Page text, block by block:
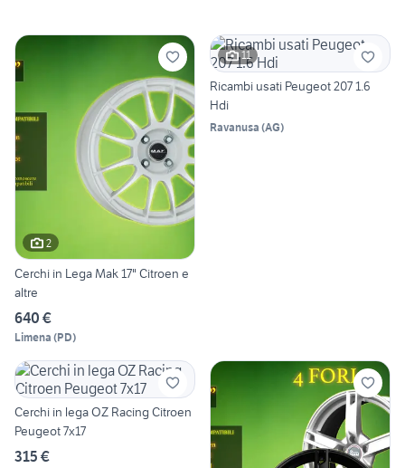
2
Cerchi in Lega Mak 17" Citroen e
altre
640 €
Limena (PD)
11
Ricambi usati Peugeot 207 1.6
Hdi
Ravanusa (AG)
Cerchi in lega OZ Racing Citroen
Peugeot 7x17
315 €